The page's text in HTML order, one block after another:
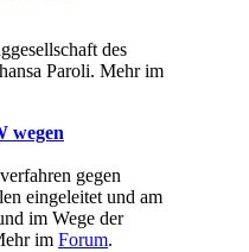
des
Paroli. Mehr im
wegen
gegen
eingeleitet und am
im Wege der
im Forum.